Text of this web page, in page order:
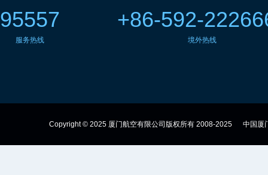
95557
服务热线
+86-592-
境外热线
Copyright © 2025 厦门航空有限公司版权所有 2008-2025 中国厦